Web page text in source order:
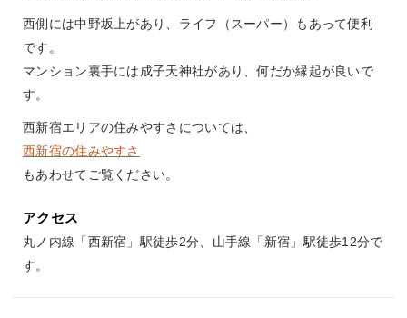
西側には中野坂上があり、ライフ（スーパー）もあって便利
です。
マンション裏手には成子天神社があり、何だか縁起が良いで
す。
西新宿エリアの住みやすさについては、
西新宿の住みやすさ
もあわせてご覧ください。
アクセス
丸ノ内線「西新宿」駅徒歩2分、山手線「新宿」駅徒歩12分で
す。